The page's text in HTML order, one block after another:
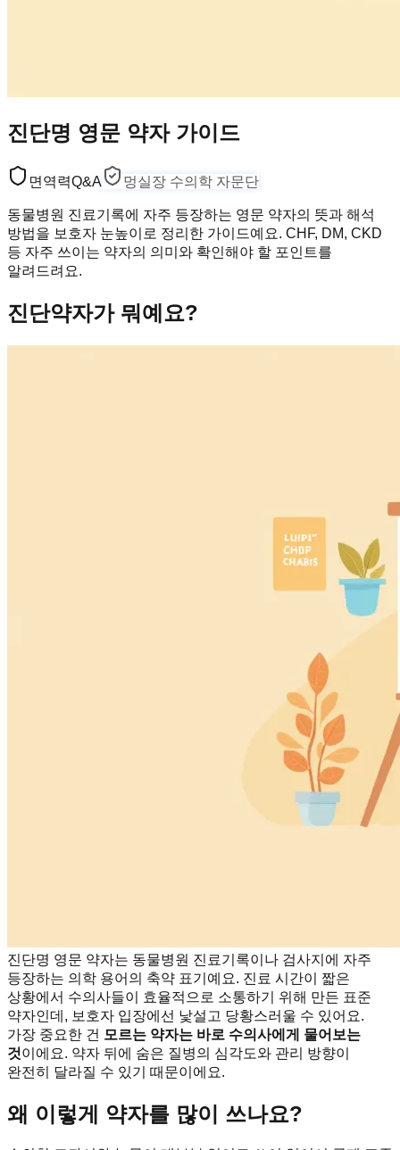
진단명 영문 약자 가이드
면역력Q&A 멍실장 수의학 자문단
동물병원 진료기록에 자주 등장하는 영문 약자의 뜻과 해석
방법을 보호자 눈높이로 정리한 가이드예요. CHF, DM, CKD
등 자주 쓰이는 약자의 의미와 확인해야 할 포인트를
알려드려요.
진단약자가 뭐예요?
진단명 영문 약자는 동물병원 진료기록이나 검사지에 자주
등장하는 의학 용어의 축약 표기예요. 진료 시간이 짧은
상황에서 수의사들이 효율적으로 소통하기 위해 만든 표준
약자인데, 보호자 입장에선 낯설고 당황스러울 수 있어요.
가장 중요한 건 모르는 약자는 바로 수의사에게 물어보는
것이에요. 약자 뒤에 숨은 질병의 심각도와 관리 방향이
완전히 달라질 수 있기 때문이에요.
왜 이렇게 약자를 많이 쓰나요?